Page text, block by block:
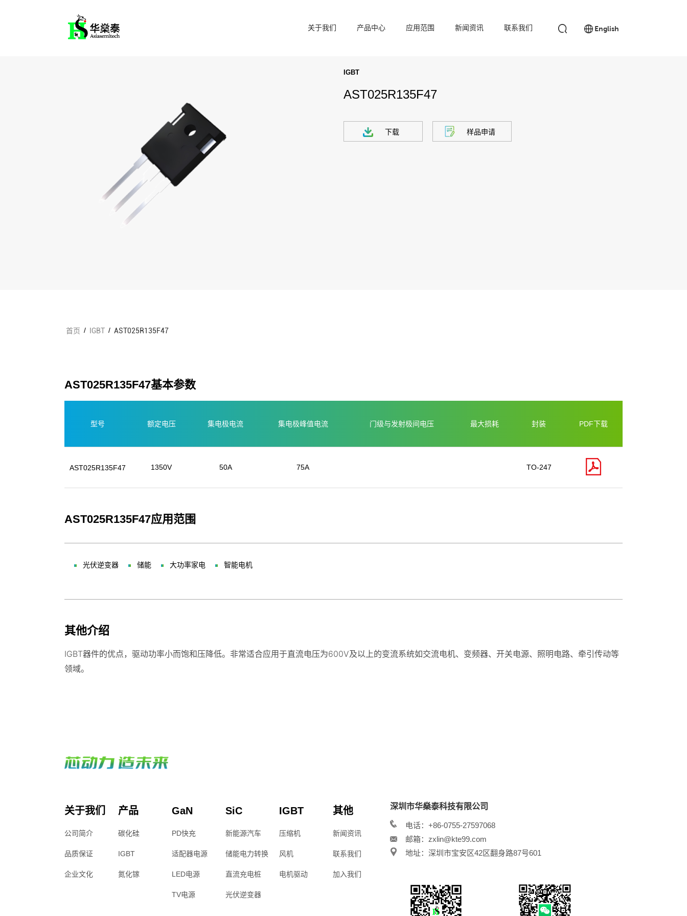
English
关于我们 产品中心 应用范围 新闻资讯 联系我们
IGBT
AST025R135F47
下载 样品申请
首页 / IGBT / AST025R135F47
AST025R135F47基本参数
型号 额定电压 集电极电流 集电极峰值电流 门级与发射极间电压 最大损耗 封装 PDF下载
AST025R135F47 1350V 50A 75A TO-247
AST025R135F47应用范围
光伏逆变器 储能 大功率家电 智能电机
其他介绍
IGBT器件的优点，驱动功率小而饱和压降低。非常适合应用于直流电压为600V及以上的变流系统如交流电机、变频器、开关电源、照明电路、牵引传动等
领域。
关于我们
公司简介
品质保证
企业文化
产品
碳化硅
IGBT
氮化镓
GaN
PD快充
适配器电源
LED电源
TV电源
SiC
新能源汽车
储能电力转换
直流充电桩
光伏逆变器
IGBT
压缩机
风机
电机驱动
其他
新闻资讯
联系我们
加入我们
深圳市华燊泰科技有限公司
电话：+86-0755-27597068
邮箱：zxlin@kte99.com
地址：深圳市宝安区42区翻身路87号601